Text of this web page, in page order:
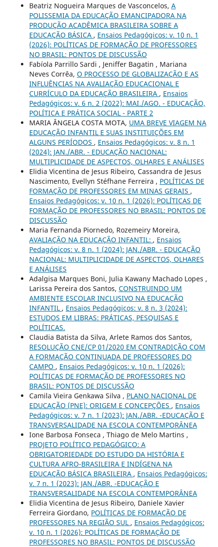
Beatriz Nogueira Marques de Vasconcelos, A
POLISSEMIA DA EDUCAÇÃO EMANCIPADORA NA
PRODUÇÃO ACADÊMICA BRASILEIRA SOBRE A
EDUCAÇÃO BÁSICA , Ensaios Pedagógicos: v. 10 n. 1
(2026): POLÍTICAS DE FORMAÇÃO DE PROFESSORES
NO BRASIL: PONTOS DE DISCUSSÃO
Fabíola Parrillo Sardi , Jeniffer Bagatin , Mariana
Neves Corrêa, O PROCESSO DE GLOBALIZAÇÃO E AS
INFLUÊNCIAS NA AVALIAÇÃO EDUCACIONAL E
CURRÍCULO DA EDUCAÇÃO BRASILEIRA , Ensaios
Pedagógicos: v. 6 n. 2 (2022): MAI./AGO. - EDUCAÇÃO,
POLÍTICA E PRÁTICA SOCIAL - PARTE 2
MARIA ÂNGELA COSTA MOTA, UMA BREVE VIAGEM NA
EDUCAÇÃO INFANTIL E SUAS INSTITUIÇÕES EM
ALGUNS PERÍODOS , Ensaios Pedagógicos: v. 8 n. 1
(2024): JAN./ABR. - EDUCAÇÃO NACIONAL:
MULTIPLICIDADE DE ASPECTOS, OLHARES E ANÁLISES
Elidia Vicentina de Jesus Ribeiro, Cassandra de Jesus
Nascimento, Evellyn Stéfhane Ferreira , POLÍTICAS DE
FORMAÇÃO DE PROFESSORES EM MINAS GERAIS ,
Ensaios Pedagógicos: v. 10 n. 1 (2026): POLÍTICAS DE
FORMAÇÃO DE PROFESSORES NO BRASIL: PONTOS DE
DISCUSSÃO
Maria Fernanda Piornedo, Rozemeiry Moreira,
AVALIAÇÃO NA EDUCAÇÃO INFANTIL: , Ensaios
Pedagógicos: v. 8 n. 1 (2024): JAN./ABR. - EDUCAÇÃO
NACIONAL: MULTIPLICIDADE DE ASPECTOS, OLHARES
E ANÁLISES
Adalgisa Marques Boni, Julia Kawany Machado Lopes ,
Larissa Pereira dos Santos, CONSTRUINDO UM
AMBIENTE ESCOLAR INCLUSIVO NA EDUCAÇÃO
INFANTIL , Ensaios Pedagógicos: v. 8 n. 3 (2024):
ESTUDOS EM LIBRAS: PRÁTICAS, PESQUISAS E
POLÍTICAS.
Claudia Batista da Silva, Arlete Ramos dos Santos,
RESOLUÇÃO CNE/CP 01/2020 EM CONTRADIÇÃO COM
A FORMAÇÃO CONTINUADA DE PROFESSORES DO
CAMPO , Ensaios Pedagógicos: v. 10 n. 1 (2026):
POLÍTICAS DE FORMAÇÃO DE PROFESSORES NO
BRASIL: PONTOS DE DISCUSSÃO
Camila Vieira Genkawa Silva , PLANO NACIONAL DE
EDUCAÇÃO (PNE): ORIGEM E CONCEPÇÕES , Ensaios
Pedagógicos: v. 7 n. 1 (2023): JAN./ABR. -EDUCAÇÃO E
TRANSVERSALIDADE NA ESCOLA CONTEMPORÂNEA
Ione Barbosa Fonseca , Thiago de Melo Martins ,
PROJETO POLÍTICO PEDAGÓGICO: A
OBRIGATORIEDADE DO ESTUDO DA HISTÓRIA E
CULTURA AFRO-BRASILEIRA E INDÍGENA NA
EDUCAÇÃO BÁSICA BRASILEIRA , Ensaios Pedagógicos:
v. 7 n. 1 (2023): JAN./ABR. -EDUCAÇÃO E
TRANSVERSALIDADE NA ESCOLA CONTEMPORÂNEA
Elidia Vicentina de Jesus Ribeiro, Daniele Xavier
Ferreira Giordano, POLÍTICAS DE FORMAÇÃO DE
PROFESSORES NA REGIÃO SUL , Ensaios Pedagógicos:
v. 10 n. 1 (2026): POLÍTICAS DE FORMAÇÃO DE
PROFESSORES NO BRASIL: PONTOS DE DISCUSSÃO